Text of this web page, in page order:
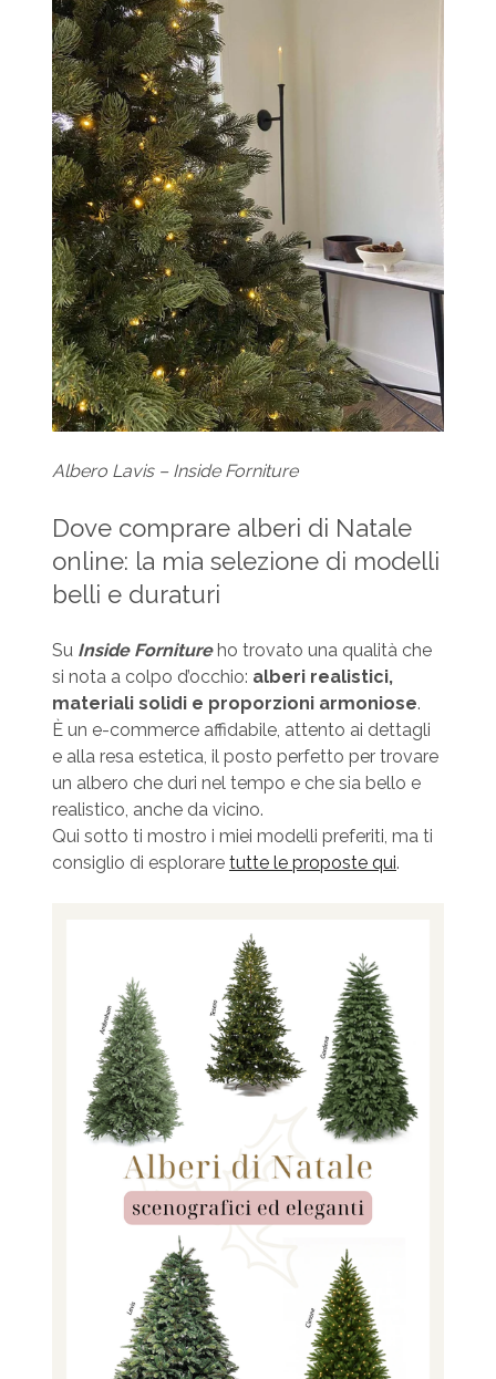
Albero Lavis – Inside Forniture
Dove comprare alberi di Natale
online: la mia selezione di modelli
belli e duraturi
Su Inside Fornitureho trovato una qualità che
si nota a colpo d’occhio: alberi realistici,
materiali solidi e proporzioni armoniose.
È un e-commerce affidabile, attento ai dettagli
e alla resa estetica, il posto perfetto per trovare
un albero che duri nel tempo e che sia bello e
realistico, anche da vicino.
Qui sotto ti mostro i miei modelli preferiti, ma ti
consiglio di esplorare tutte le proposte qui.